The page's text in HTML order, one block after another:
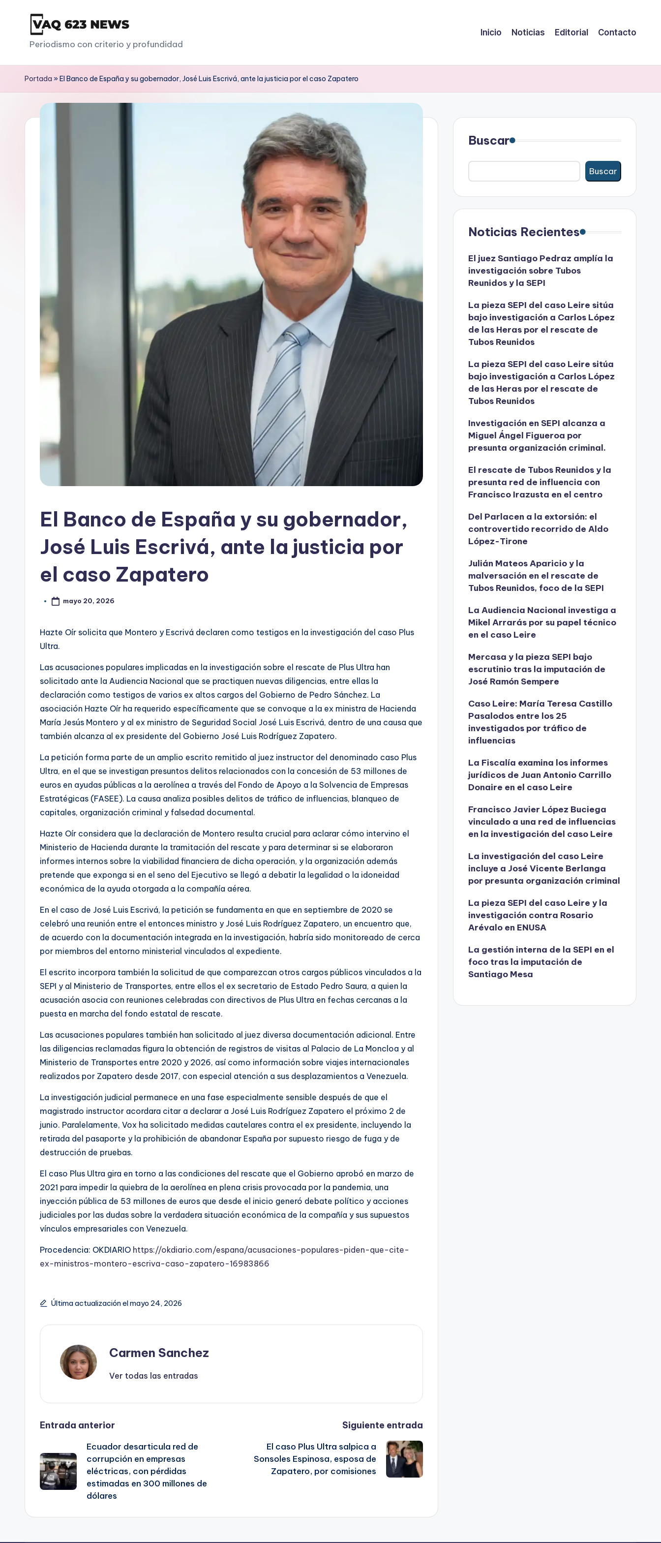
V
a
q
Periodismo con criterio y profundidad
Inicio Noticias Editorial Contacto
Portada »El Banco de España y su gobernador, José Luis Escrivá, ante la justicia por el caso Zapatero
El Banco de España y su gobernador,
José Luis Escrivá, ante la justicia por
el caso Zapatero
mayo 20, 2026
Hazte Oír solicita que Montero y Escrivá declaren como testigos en la investigación del caso Plus
Ultra.
Las acusaciones populares implicadas en la investigación sobre el rescate de Plus Ultra han
solicitado ante la Audiencia Nacional que se practiquen nuevas diligencias, entre ellas la
declaración como testigos de varios ex altos cargos del Gobierno de Pedro Sánchez. La
asociación Hazte Oír ha requerido específicamente que se convoque a la ex ministra de Hacienda
María Jesús Montero y al ex ministro de Seguridad Social José Luis Escrivá, dentro de una causa que
también alcanza al ex presidente del Gobierno José Luis Rodríguez Zapatero.
La petición forma parte de un amplio escrito remitido al juez instructor del denominado caso Plus
Ultra, en el que se investigan presuntos delitos relacionados con la concesión de 53 millones de
euros en ayudas públicas a la aerolínea a través del Fondo de Apoyo a la Solvencia de Empresas
Estratégicas (FASEE). La causa analiza posibles delitos de tráfico de influencias, blanqueo de
capitales, organización criminal y falsedad documental.
Hazte Oír considera que la declaración de Montero resulta crucial para aclarar cómo intervino el
Ministerio de Hacienda durante la tramitación del rescate y para determinar si se elaboraron
informes internos sobre la viabilidad financiera de dicha operación, y la organización además
pretende que exponga si en el seno del Ejecutivo se llegó a debatir la legalidad o la idoneidad
económica de la ayuda otorgada a la compañía aérea.
En el caso de José Luis Escrivá, la petición se fundamenta en que en septiembre de 2020 se
celebró una reunión entre el entonces ministro y José Luis Rodríguez Zapatero, un encuentro que,
de acuerdo con la documentación integrada en la investigación, habría sido monitoreado de cerca
por miembros del entorno ministerial vinculados al expediente.
El escrito incorpora también la solicitud de que comparezcan otros cargos públicos vinculados a la
SEPI y al Ministerio de Transportes, entre ellos el ex secretario de Estado Pedro Saura, a quien la
acusación asocia con reuniones celebradas con directivos de Plus Ultra en fechas cercanas a la
puesta en marcha del fondo estatal de rescate.
Las acusaciones populares también han solicitado al juez diversa documentación adicional. Entre
las diligencias reclamadas figura la obtención de registros de visitas al Palacio de La Moncloa y al
Ministerio de Transportes entre 2020 y 2026, así como información sobre viajes internacionales
realizados por Zapatero desde 2017, con especial atención a sus desplazamientos a Venezuela.
La investigación judicial permanece en una fase especialmente sensible después de que el
magistrado instructor acordara citar a declarar a José Luis Rodríguez Zapatero el próximo 2 de
junio. Paralelamente, Vox ha solicitado medidas cautelares contra el ex presidente, incluyendo la
retirada del pasaporte y la prohibición de abandonar España por supuesto riesgo de fuga y de
destrucción de pruebas.
El caso Plus Ultra gira en torno a las condiciones del rescate que el Gobierno aprobó en marzo de
2021 para impedir la quiebra de la aerolínea en plena crisis provocada por la pandemia, una
inyección pública de 53 millones de euros que desde el inicio generó debate político y acciones
judiciales por las dudas sobre la verdadera situación económica de la compañía y sus supuestos
vínculos empresariales con Venezuela.
Procedencia: OKDIARIO https://okdiario.com/espana/acusaciones-populares-piden-que-cite-
ex-ministros-montero-escriva-caso-zapatero-16983866
Última actualización el mayo 24, 2026
Carmen Sanchez
Ver todas las entradas
Navegación
de
entradas
Entrada anterior
Ecuador desarticula red de
corrupción en empresas
eléctricas, con pérdidas
estimadas en 300 millones de
dólares
Siguiente entrada
El caso Plus Ultra salpica a
Sonsoles Espinosa, esposa de
Zapatero, por comisiones
Buscar
Buscar
Noticias Recientes
El juez Santiago Pedraz amplía la
investigación sobre Tubos
Reunidos y la SEPI
La pieza SEPI del caso Leire sitúa
bajo investigación a Carlos López
de las Heras por el rescate de
Tubos Reunidos
La pieza SEPI del caso Leire sitúa
bajo investigación a Carlos López
de las Heras por el rescate de
Tubos Reunidos
Investigación en SEPI alcanza a
Miguel Ángel Figueroa por
presunta organización criminal.
El rescate de Tubos Reunidos y la
presunta red de influencia con
Francisco Irazusta en el centro
Del Parlacen a la extorsión: el
controvertido recorrido de Aldo
López-Tirone
Julián Mateos Aparicio y la
malversación en el rescate de
Tubos Reunidos, foco de la SEPI
La Audiencia Nacional investiga a
Mikel Arrarás por su papel técnico
en el caso Leire
Mercasa y la pieza SEPI bajo
escrutinio tras la imputación de
José Ramón Sempere
Caso Leire: María Teresa Castillo
Pasalodos entre los 25
investigados por tráfico de
influencias
La Fiscalía examina los informes
jurídicos de Juan Antonio Carrillo
Donaire en el caso Leire
Francisco Javier López Buciega
vinculado a una red de influencias
en la investigación del caso Leire
La investigación del caso Leire
incluye a José Vicente Berlanga
por presunta organización criminal
La pieza SEPI del caso Leire y la
investigación contra Rosario
Arévalo en ENUSA
La gestión interna de la SEPI en el
foco tras la imputación de
Santiago Mesa